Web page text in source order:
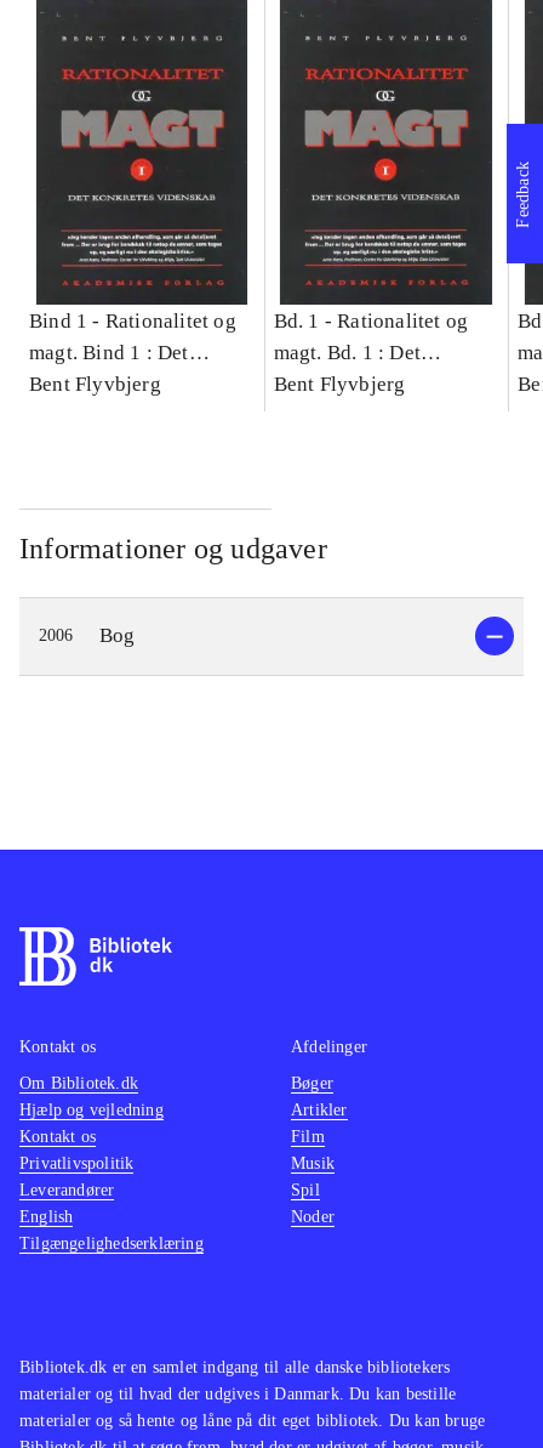
Bind 1 - Rationalitet og
magt. Bind 1 : Det
konkretes videnskab
Bent Flyvbjerg
Bd. 1 -Rationalitet og
magt. Bd. 1 : Det
konkretes videnskab
Bent Flyvbjerg
Informationer og udgaver
2006 Bog
Feedback
Bibliotek.dk er en samlet indgang til alle danske bibliotekers
materialer og til hvad der udgives i Danmark. Du kan bestille
materialer og så hente og låne på dit eget bibliotek. Du kan bruge
Kontakt os
Om Bibliotek.dk
Hjælp og vejledning
Kontakt os
Privatlivspolitik
Leverandører
English
Tilgængelighedserklæring
Afdelinger
Bøger
Artikler
Film
Musik
Spil
Noder